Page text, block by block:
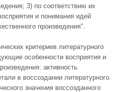
3) по соответствию их
и понимания идей
произведения".
критериев литературного
особенности восприятия и
активность
в воссоздании литературного
значения воссозданного